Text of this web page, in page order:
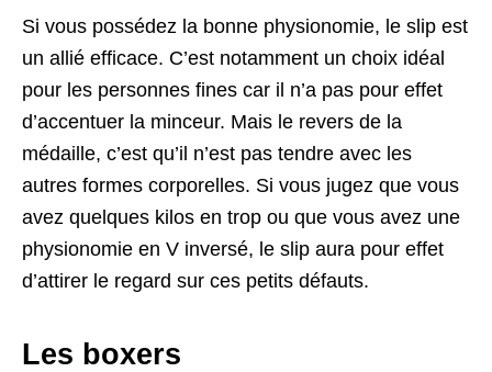
Si vous possédez la bonne physionomie, le slip est
un allié efficace. C’est notamment un choix idéal
pour les personnes fines car il n’a pas pour effet
d’accentuer la minceur. Mais le revers de la
médaille, c’est qu’il n’est pas tendre avec les
autres formes corporelles. Si vous jugez que vous
avez quelques kilos en trop ou que vous avez une
physionomie en V inversé, le slip aura pour effet
d’attirer le regard sur ces petits défauts.
Les boxers